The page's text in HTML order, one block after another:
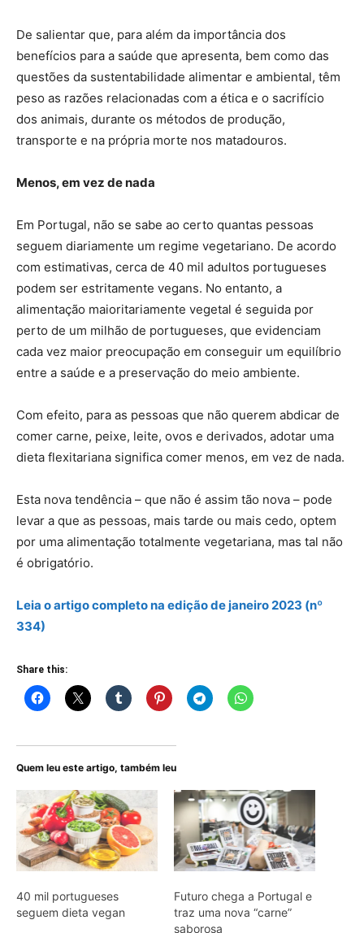
De salientar que, para além da importância dos
benefícios para a saúde que apresenta, bem como das
questões da sustentabilidade alimentar e ambiental, têm
peso as razões relacionadas com a ética e o sacrifício
dos animais, durante os métodos de produção,
transporte e na própria morte nos matadouros.
Menos, em vez de nada
Em Portugal, não se sabe ao certo quantas pessoas
seguem diariamente um regime vegetariano. De acordo
com estimativas, cerca de 40 mil adultos portugueses
podem ser estritamente vegans. No entanto, a
alimentação maioritariamente vegetal é seguida por
perto de um milhão de portugueses, que evidenciam
cada vez maior preocupação em conseguir um equilíbrio
entre a saúde e a preservação do meio ambiente.
Com efeito, para as pessoas que não querem abdicar de
comer carne, peixe, leite, ovos e derivados, adotar uma
dieta flexitariana significa comer menos, em vez de nada.
Esta nova tendência – que não é assim tão nova – pode
levar a que as pessoas, mais tarde ou mais cedo, optem
por uma alimentação totalmente vegetariana, mas tal não
é obrigatório.
Leia o artigocompletona edição de janeiro 2023 (nº
334)
Share this:
Quem leu este artigo, também leu
40 mil portugueses
seguem dieta vegan
Futuro chega a Portugal e
traz uma nova “carne”
saborosa